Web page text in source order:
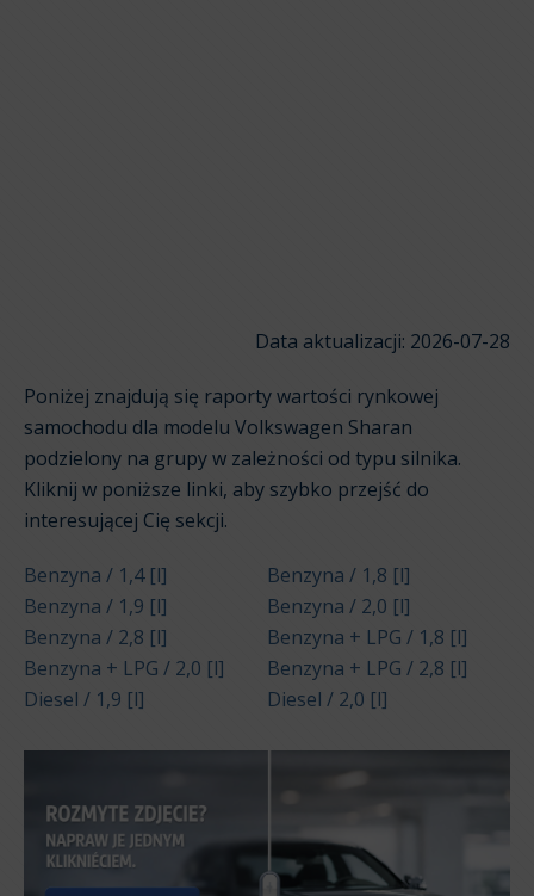
Data aktualizacji: 2026-07-28
Poniżej znajdują się raporty wartości rynkowej
samochodu dla modelu Volkswagen Sharan
podzielony na grupy w zależności od typu silnika.
Kliknij w poniższe linki, aby szybko przejść do
interesującej Cię sekcji.
Benzyna / 1,4 [l]
Benzyna / 1,8 [l]
Benzyna / 1,9 [l]
Benzyna / 2,0 [l]
Benzyna / 2,8 [l]
Benzyna + LPG / 1,8 [l]
Benzyna + LPG / 2,0 [l]
Benzyna + LPG / 2,8 [l]
Diesel / 1,9 [l]
Diesel / 2,0 [l]